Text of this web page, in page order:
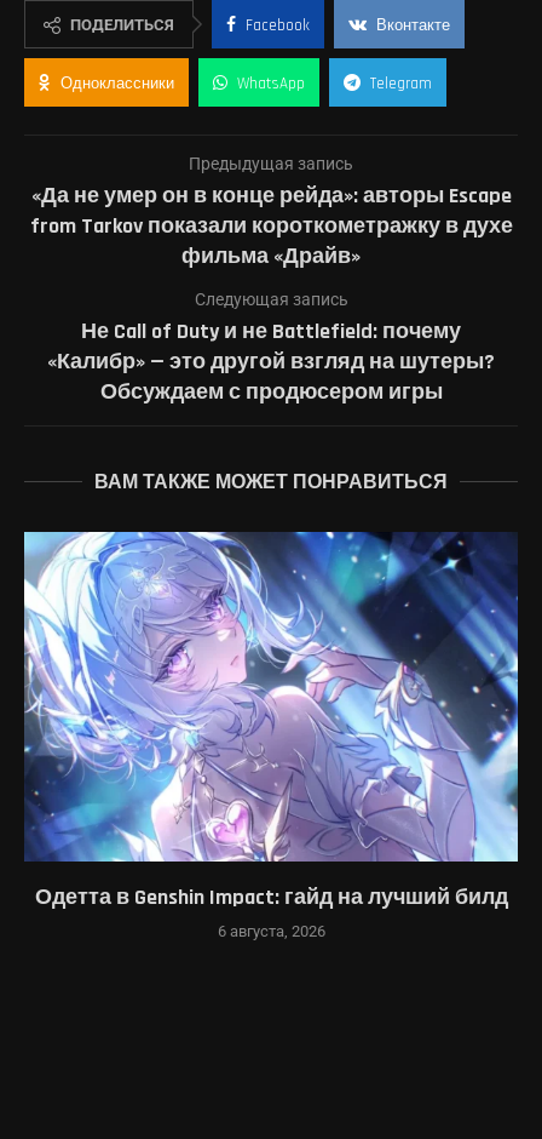
ПОДЕЛИТЬСЯ Facebook Вконтакте
Одноклассники WhatsApp Telegram
Предыдущая запись
«Да не умер он в конце рейда»: авторы Escape
from Tarkov показали короткометражку в духе
фильма «Драйв»
Следующая запись
Не Call of Duty и не Battlefield: почему
«Калибр» — это другой взгляд на шутеры?
Обсуждаем с продюсером игры
ВАМ ТАКЖЕ МОЖЕТ ПОНРАВИТЬСЯ
Одетта в Genshin Impact: гайд на лучший билд
6 августа, 2026